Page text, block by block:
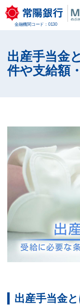
金融機関コード：0130
出産手当金
件や支給額
出産手当金と